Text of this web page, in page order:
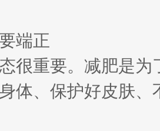
端正
很重要。减肥是
体、保护好皮肤